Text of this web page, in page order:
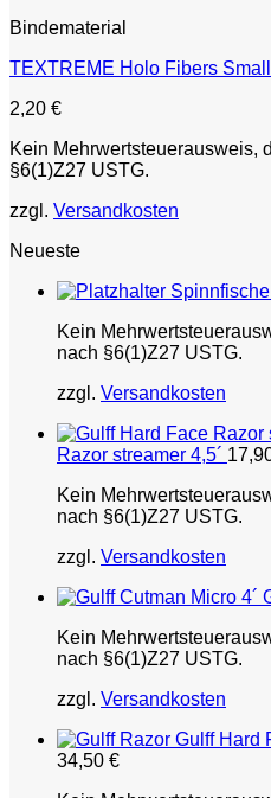
Bindematerial
TEXTREME Holo Fibers Small
2,20 €
Kein Mehrwertsteuerausweis,
§6(1)Z27 USTG.
zzgl. Versandkosten
Neueste
Kein
nach §6(1)Z27 USTG.
zzgl. Versandkosten
Razor streamer 4,5´
Kein
nach §6(1)Z27 USTG.
zzgl. Versandkosten
Kein
nach §6(1)Z27 USTG.
zzgl. Versandkosten
Gulff Hard
34,50 €